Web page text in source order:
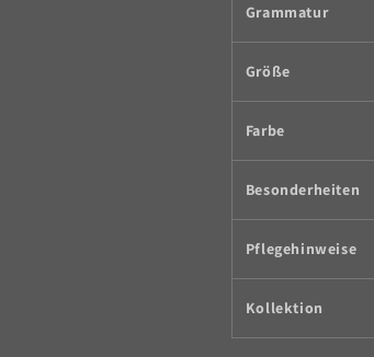
Grammatur
Größe
Farbe
Besonderheiten
Pflegehinweise
Kollektion